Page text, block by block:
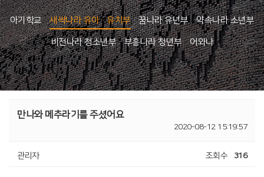
아기학교 새싹나라 유아·유치부 꿈나라 유년부 약속나라 소년부
비전나라 청소년부 부흥나라 청년부 어와나
만나와 메추라기를 주셨어요
2020-08-12 15:19:57
관리자 조회수 316